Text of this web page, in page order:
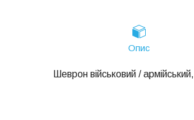
Опис
Шеврон військовий / армійський,